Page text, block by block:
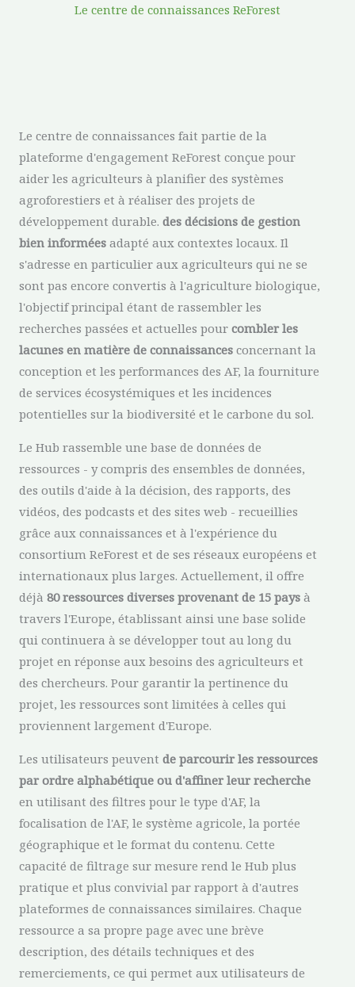
Le centre de connaissances ReForest
Le centre de connaissances fait partie de la
plateforme d'engagement ReForest conçue pour
aider les agriculteurs à planifier des systèmes
agroforestiers et à réaliser des projets de
développement durable. des décisions de gestion
bien informées adapté aux contextes locaux. Il
s'adresse en particulier aux agriculteurs qui ne se
sont pas encore convertis à l'agriculture biologique,
l'objectif principal étant de rassembler les
recherches passées et actuelles pour combler les
lacunes en matière de connaissances concernant la
conception et les performances des AF, la fourniture
de services écosystémiques et les incidences
potentielles sur la biodiversité et le carbone du sol.
Le Hub rassemble une base de données de
ressources - y compris des ensembles de données,
des outils d'aide à la décision, des rapports, des
vidéos, des podcasts et des sites web - recueillies
grâce aux connaissances et à l'expérience du
consortium ReForest et de ses réseaux européens et
internationaux plus larges. Actuellement, il offre
déjà 80 ressources diverses provenant de 15 pays à
travers l'Europe, établissant ainsi une base solide
qui continuera à se développer tout au long du
projet en réponse aux besoins des agriculteurs et
des chercheurs. Pour garantir la pertinence du
projet, les ressources sont limitées à celles qui
proviennent largement d'Europe.
Les utilisateurs peuvent de parcourir les ressources
par ordre alphabétique ou d'affiner leur recherche
en utilisant des filtres pour le type d'AF, la
focalisation de l'AF, le système agricole, la portée
géographique et le format du contenu. Cette
capacité de filtrage sur mesure rend le Hub plus
pratique et plus convivial par rapport à d'autres
plateformes de connaissances similaires. Chaque
ressource a sa propre page avec une brève
description, des détails techniques et des
remerciements, ce qui permet aux utilisateurs de